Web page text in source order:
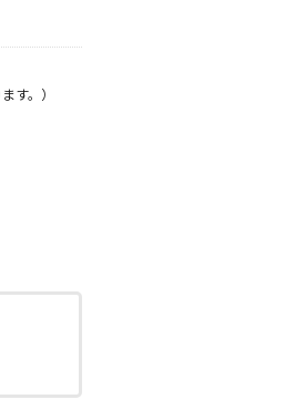
す。）